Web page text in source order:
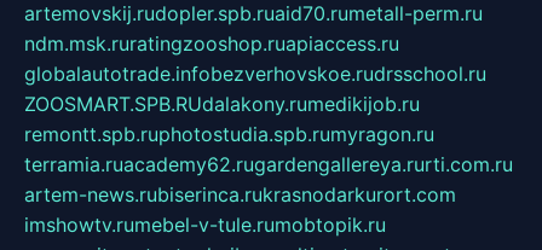
artemovskij.rudopler.spb.ruaid70.rumetall-perm.ru
ndm.msk.ruratingzooshop.ruapiaccess.ru
globalautotrade.infobezverhovskoe.rudrsschool.ru
ZOOSMART.SPB.RUdalakony.rumedikijob.ru
remontt.spb.ruphotostudia.spb.rumyragon.ru
terramia.ruacademy62.rugardengallereya.rurti.com.ru
artem-news.rubiserinca.rukrasnodarkurort.com
imshowtv.rumebel-v-tule.rumobtopik.ru